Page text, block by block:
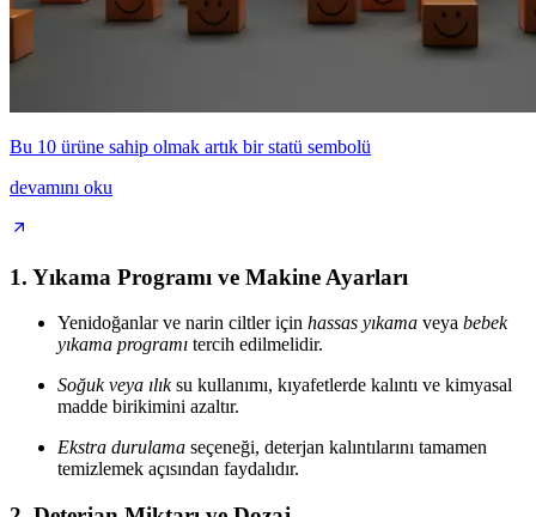
Bu 10 ürüne sahip olmak artık bir statü sembolü
devamını oku
1. Yıkama Programı ve Makine Ayarları
Yenidoğanlar ve narin ciltler için hassas yıkama veya bebek
yıkama programı tercih edilmelidir.
Soğuk veya ılıksu kullanımı, kıyafetlerde kalıntı ve kimyasal
madde birikimini azaltır.
Ekstra durulama seçeneği, deterjan kalıntılarını tamamen
temizlemek açısından faydalıdır.